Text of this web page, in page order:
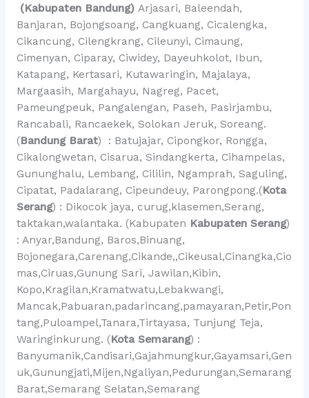
(Kabupaten Bandung)Arjasari, Baleendah,
Banjaran, Bojongsoang, Cangkuang, Cicalengka,
Cikancung, Cilengkrang, Cileunyi, Cimaung,
Cimenyan, Ciparay, Ciwidey, Dayeuhkolot, Ibun,
Katapang, Kertasari, Kutawaringin, Majalaya,
Margaasih, Margahayu, Nagreg, Pacet,
Pameungpeuk, Pangalengan, Paseh, Pasirjambu,
Rancabali, Rancaekek, Solokan Jeruk, Soreang.
(Bandung Barat) : Batujajar, Cipongkor, Rongga,
Cikalongwetan, Cisarua, Sindangkerta, Cihampelas,
Gununghalu, Lembang, Cililin, Ngamprah, Saguling,
Cipatat, Padalarang, Cipeundeuy, Parongpong.(Kota
Serang) : Dikocok jaya, curug,klasemen,Serang,
taktakan,walantaka. (Kabupaten Kabupaten Serang)
: Anyar,Bandung, Baros,Binuang,
Bojonegara,Carenang,Cikande,,Cikeusal,Cinangka,Cio
mas,Ciruas,Gunung Sari, Jawilan,Kibin,
Kopo,Kragilan,Kramatwatu,Lebakwangi,
Mancak,Pabuaran,padarincang,pamayaran,Petir,Pon
tang,Puloampel,Tanara,Tirtayasa, Tunjung Teja,
Waringinkurung. (Kota Semarang) :
Banyumanik,Candisari,Gajahmungkur,Gayamsari,Gen
uk,Gunungjati,Mijen,Ngaliyan,Pedurungan,Semarang
Barat,Semarang Selatan,Semarang